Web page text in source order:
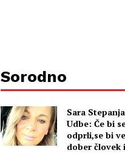
Sorodno
Sara
Udbe: Če bi
odprli,se bi
dober človek